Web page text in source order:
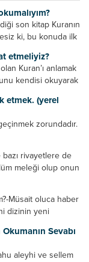
son kitap Kuranın
ki, bu konuda ilk
soruyor. O da
“Biz sana...
etmeliyiz?
Kuran’ı anlamak
kendisi okuyarak
Meal nedir? Arapça
etmek. (yerel
zorundadır.
güç, fiziki güç)
şartlarda elinde
bazı rivayetlere de
meleği olup onun
insanın
Müsait oluca haber
dizinin yeni
VİRD Pazartesi
TV –...
Sevabı
aleyhi ve sellem